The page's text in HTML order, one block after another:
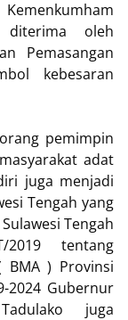
diterima oleh
Pemasangan
kebesaran
pemimpin
adat
juga menjadi
Tengah yang
Tengah
2019 tentang
BMA ) Provinsi
2024 Gubernur
juga